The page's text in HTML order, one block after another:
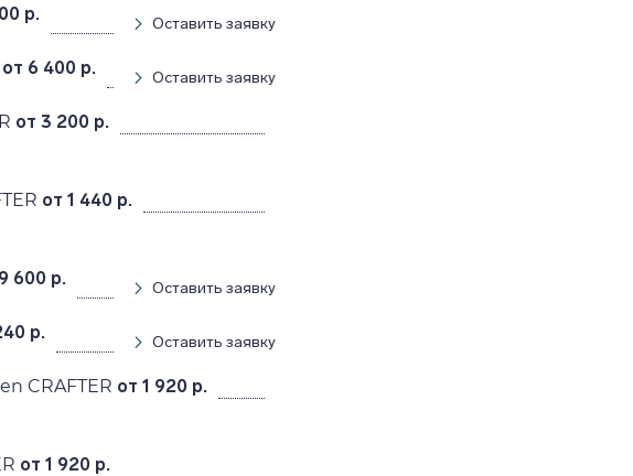
р. Оставить заявку
от 6 400 р. Оставить заявку
от 3 200 р.
от 1 440 р.
600 р. Оставить заявку
р. Оставить заявку
CRAFTER от 1 920 р.
от 1 920 р.